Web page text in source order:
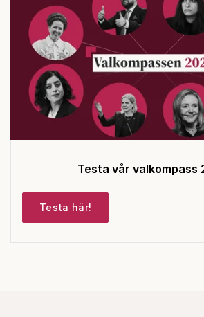
Testa vår valkompass
Testa här!